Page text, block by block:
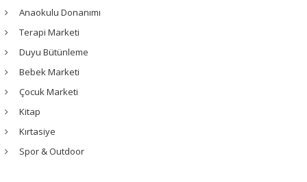
Anaokulu Donanımı
Terapi Marketi
Duyu Bütünleme
Bebek Marketi
Çocuk Marketi
Kitap
Kırtasiye
Spor & Outdoor